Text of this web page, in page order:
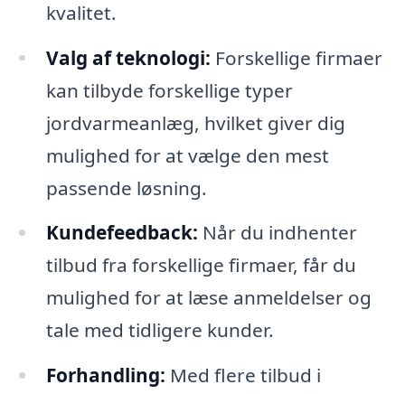
kvalitet.
Valg af teknologi: Forskellige firmaer
kan tilbyde forskellige typer
jordvarmeanlæg, hvilket giver dig
mulighed for at vælge den mest
passende løsning.
Kundefeedback: Når du indhenter
tilbud fra forskellige firmaer, får du
mulighed for at læse anmeldelser og
tale med tidligere kunder.
Forhandling: Med flere tilbud i